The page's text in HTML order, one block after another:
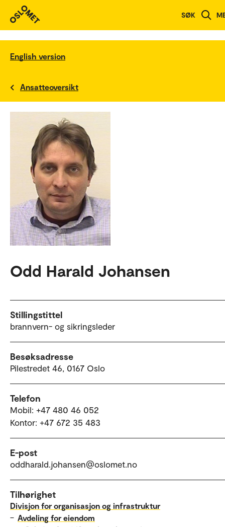
SØK
English version
Ansatteoversikt
Odd Harald Johansen
Stillingstittel
brannvern- og sikringsleder
Besøksadresse
Pilestredet 46, 0167 Oslo
Telefon
Mobil: +47 480 46 052
Kontor: +47 672 35 483
E-post
oddharald.johansen@oslomet.no
Tilhørighet
Divisjon for organisasjon og infrastruktur
– Avdeling for eiendom